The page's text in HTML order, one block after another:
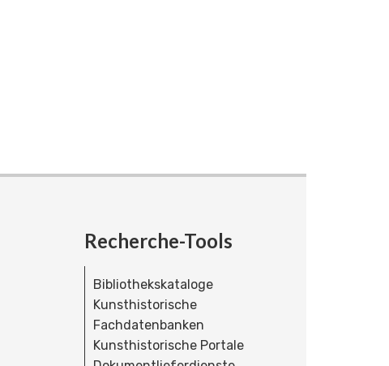
Recherche-Tools
Bibliothekskataloge
Kunsthistorische
Fachdatenbanken
Kunsthistorische Portale